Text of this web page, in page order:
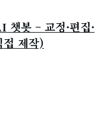
봇 – 교정·편집·
제작)